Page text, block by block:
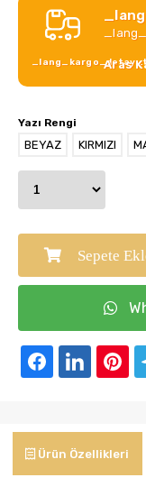
Aras
Yazı Rengi
BEYAZ KIRMIZI
Sepete
Ürün Özellikleri